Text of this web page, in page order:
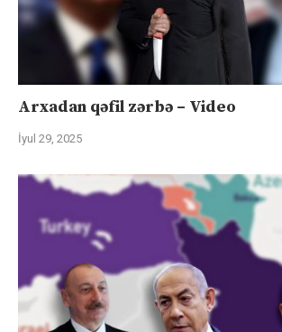
Arxadan qəfil zərbə – Video
İyul 29, 2025